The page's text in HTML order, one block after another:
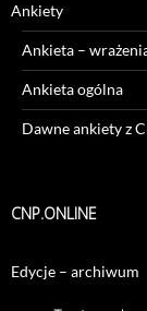
Ankiety
Ankieta –
Ankieta ogólna
Dawne ankiety z
CNP.ONLINE
Edycje – archiwum